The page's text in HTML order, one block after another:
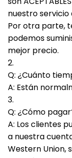
nuestro
Por otra parte,
podemos
mejor precio.
2.
Q: ¿Cuánto
A: Están
3.
Q: ¿Cómo
A: Los clientes
a nuestra
Western Union,